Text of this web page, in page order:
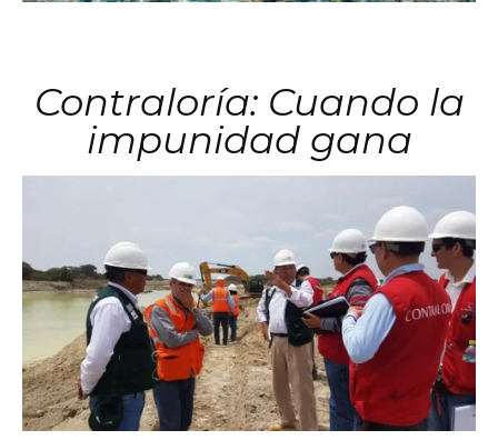
Contraloría: Cuando la
impunidad gana